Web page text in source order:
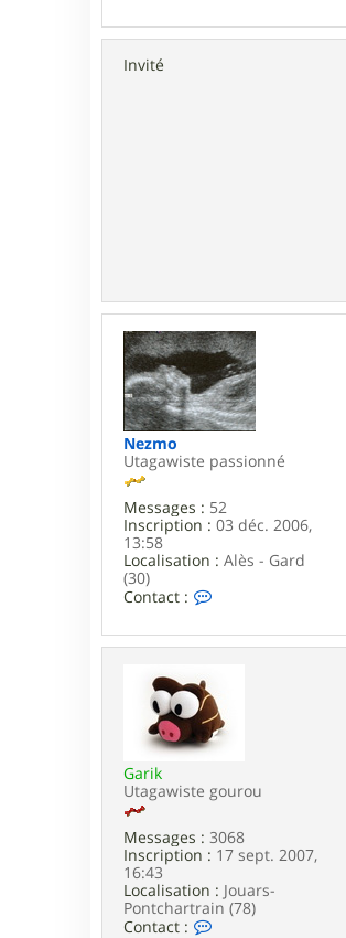
t
Invité
Nezmo
Utagawiste passionné
Messages : 52
Inscription : 03 déc. 2006,
13:58
Localisation : Alès - Gard
(30)
Contact :
n
t
t
e
r
N
z
m
Garik
Utagawiste gourou
Messages : 3068
Inscription : 17 sept. 2007,
16:43
Localisation : Jouars-
Pontchartrain (78)
Contact :